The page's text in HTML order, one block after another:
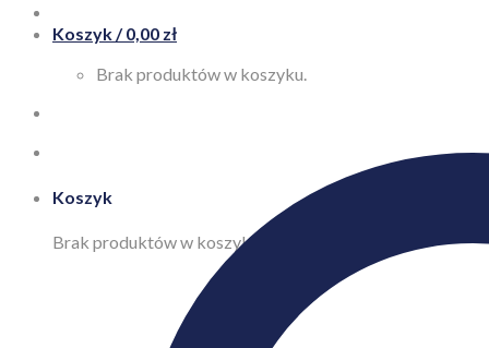
Koszyk /0,00 zł
Brak produktów w koszyku.
Koszyk
Brak produktów w koszyku.